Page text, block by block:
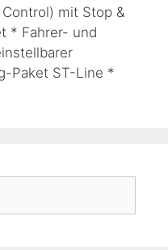
mit Stop &
* Fahrer- und
Paket ST-Line *